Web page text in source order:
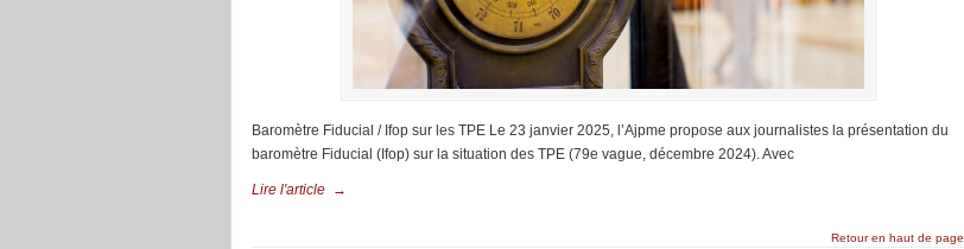
Baromètre Fiducial / Ifop sur les TPE Le 23 janvier 2025, l’Ajpme propose aux journalistes la présentation du
baromètre Fiducial (Ifop) sur la situation des TPE (79e vague, décembre 2024). Avec
Lire l'article →
Retour en haut de page